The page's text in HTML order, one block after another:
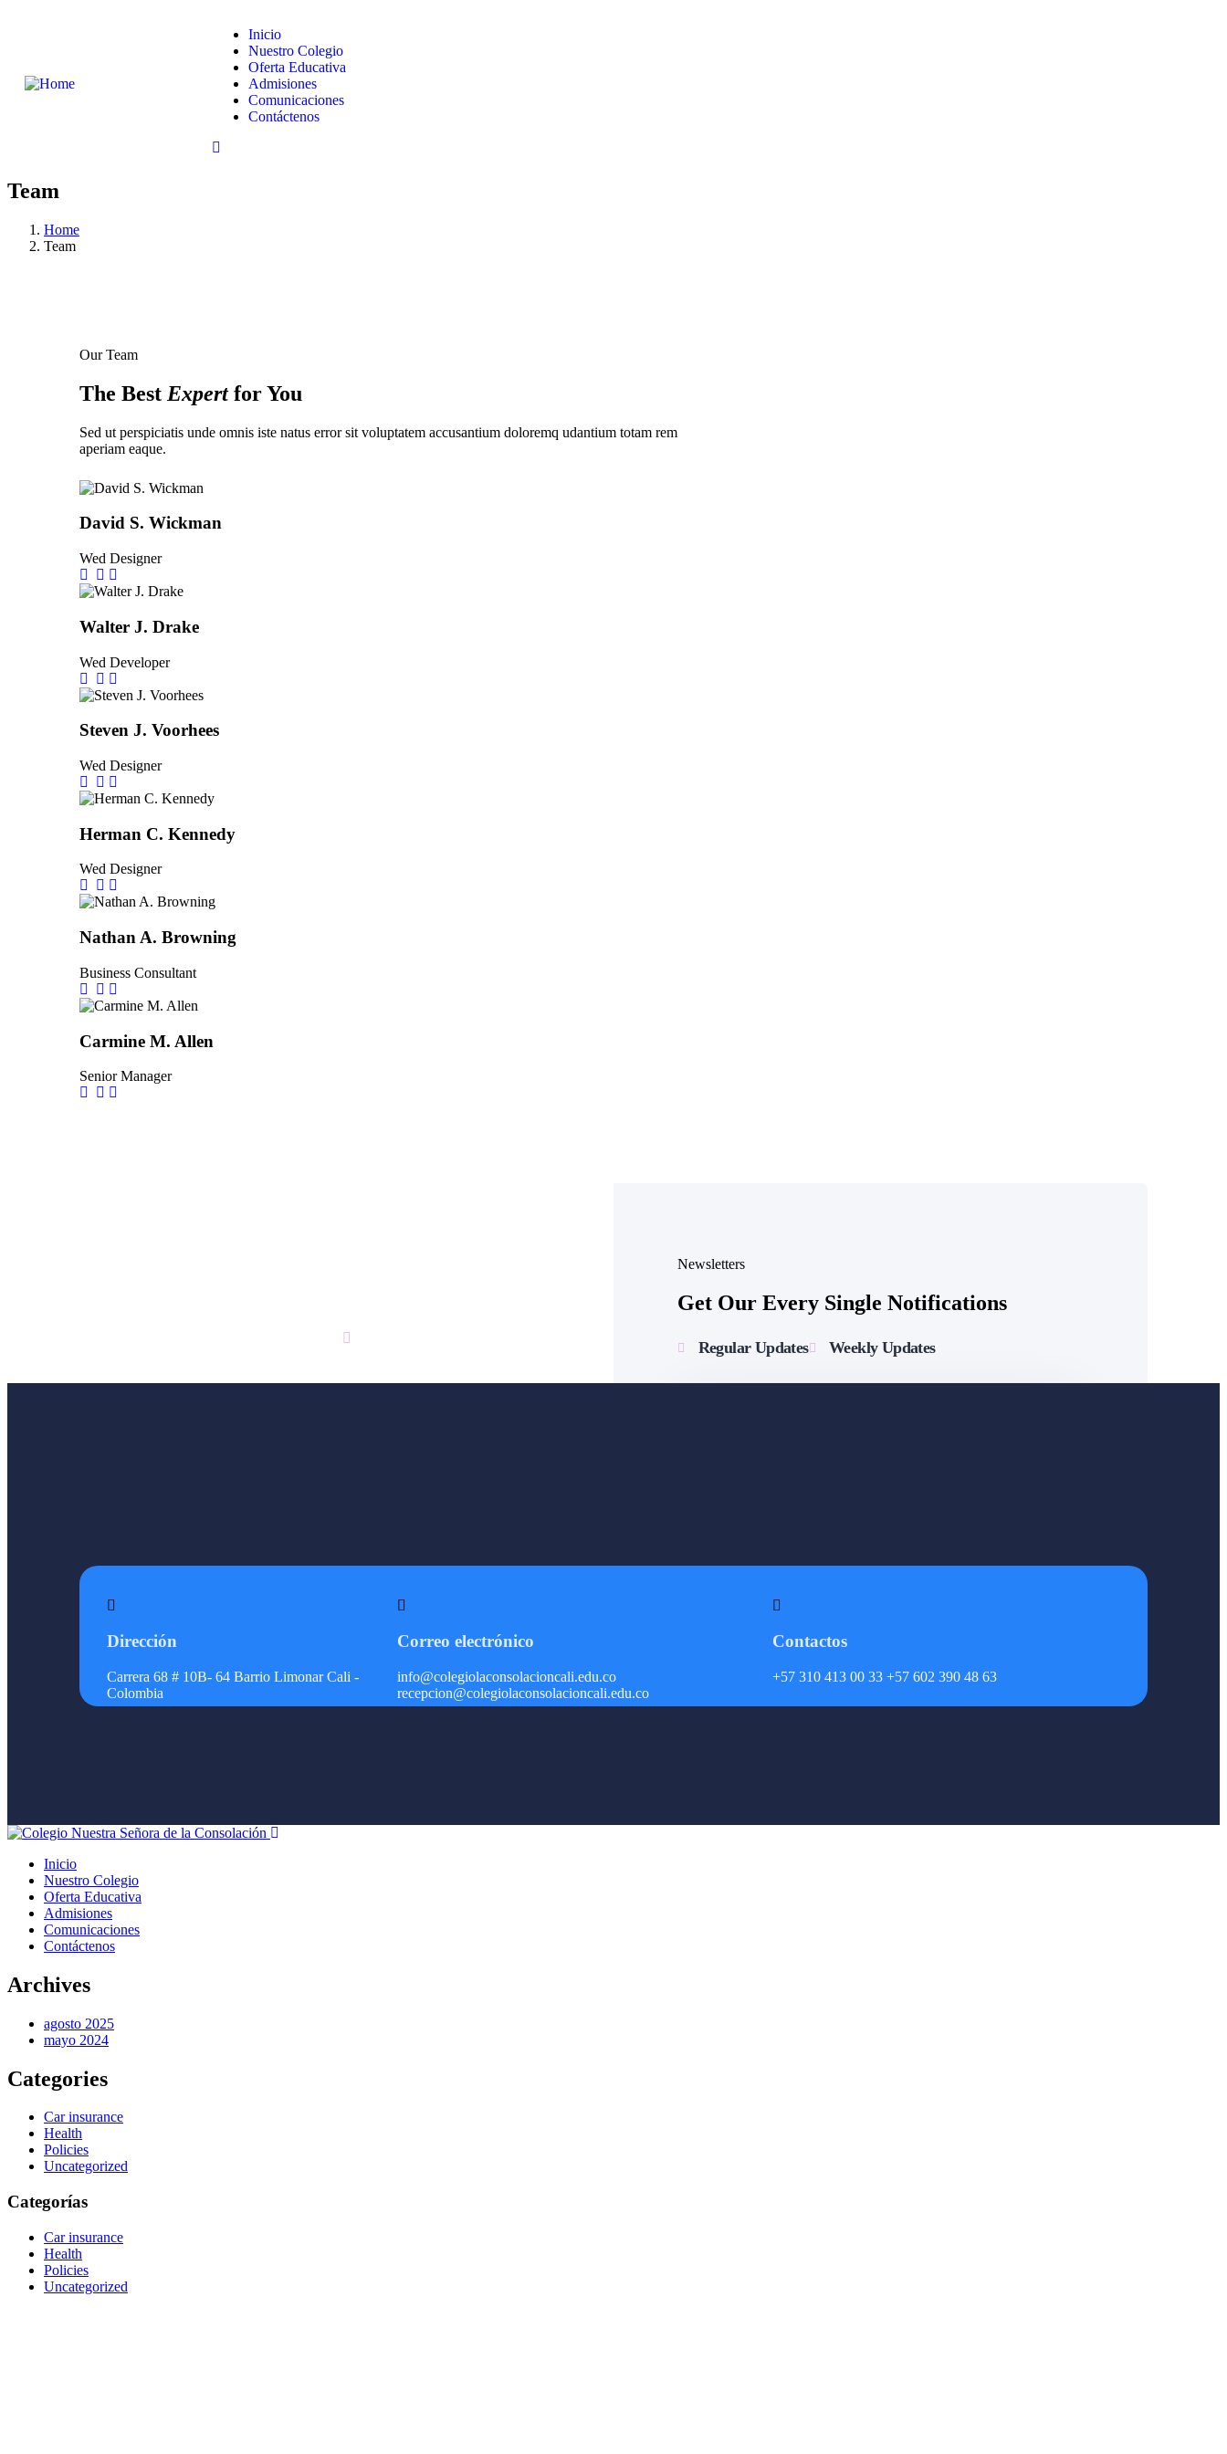
Inicio
Nuestro Colegio
Oferta Educativa
Admisiones
Comunicaciones
Contáctenos
Team
Home
Team
Our Team
The Best Expertfor You
Sed ut perspiciatis unde omnis iste natus error sit voluptatem accusantium doloremq udantium totam rem
aperiam eaque.
David S. Wickman
Wed Designer
Walter J. Drake
Wed Developer
Steven J. Voorhees
Wed Designer
Herman C. Kennedy
Wed Designer
Nathan A. Browning
Business Consultant
Carmine M. Allen
Senior Manager
Newsletters
Get Our Every Single Notifications
Regular Updates Weekly Updates
Dirección
Carrera 68 # 10B- 64 Barrio Limonar Cali -
Colombia
Correo electrónico
info@colegiolaconsolacioncali.edu.co
recepcion@colegiolaconsolacioncali.edu.co
Contactos
+57 310 413 00 33 +57 602 390 48 63
Inicio
Nuestro Colegio
Oferta Educativa
Admisiones
Comunicaciones
Contáctenos
Archives
agosto 2025
mayo 2024
Categories
Car insurance
Health
Policies
Uncategorized
Categorías
Car insurance
Health
Policies
Uncategorized